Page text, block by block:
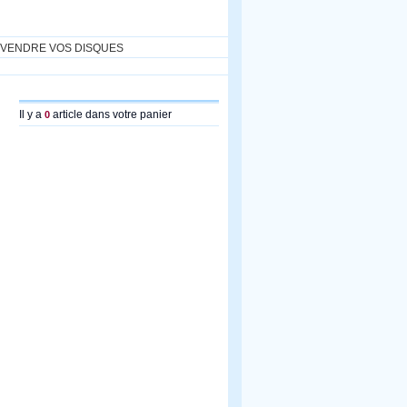
VENDRE VOS DISQUES
Il y a 0 article dans votre panier